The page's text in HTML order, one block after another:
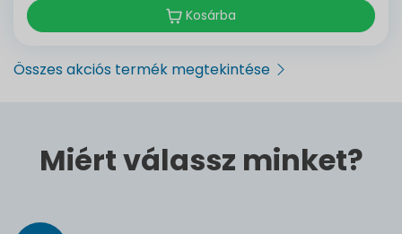
Kosárba
Összes akciós termék megtekintése
Miért válassz minket?